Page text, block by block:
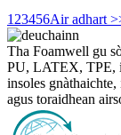
1 23456Air adhart >
Tha Foamwell gu
PU, ​​LATEX, TPE,
insoles
agus toraidhean